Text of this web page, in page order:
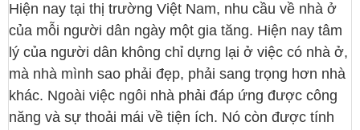
Hiện nay tại thị trường Việt Nam, nhu cầu về nhà ở
của mỗi người dân ngày một gia tăng. Hiện nay tâm
lý của người dân không chỉ dựng lại ở việc có nhà ở,
mà nhà mình sao phải đẹp, phải sang trọng hơn nhà
khác. Ngoài việc ngôi nhà phải đáp ứng được công
năng và sự thoải mái về tiện ích. Nó còn được tính